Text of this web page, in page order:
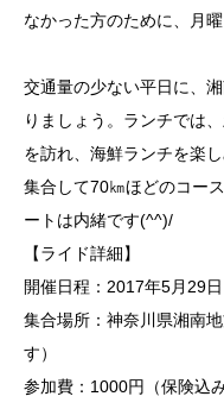
なかった方のために、月
交通量の少ない平日に、
りましょう。ランチでは
を訪れ、海鮮ランチを楽
集合して70㎞ほどのコー
ートは内緒です(^^)/
【ライド詳細】
開催日程：2017年5月29
集合場所：神奈川県湘南
す）
参加費：1000円（保険込